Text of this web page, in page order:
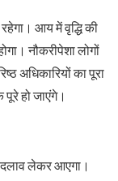
रहेगा। आय में वृद्धि की
नौकरीपेशा लोगों
अधिकारियों का पूरा
हो जाएंगे।
लेकर आएगा।